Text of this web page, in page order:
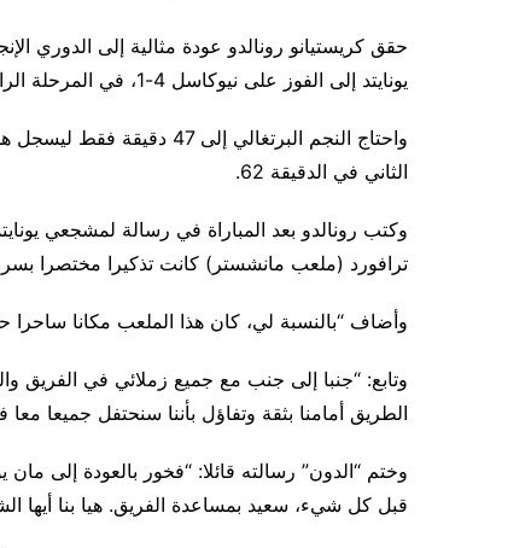
حقق كريستيانو رونالدو عودة مثالية إلى الدوري
يونايتد إلى الفوز على نيوكاسل 4-1، في المرحلة الرابعة من المسابقة.
واحتاج النجم البرتغالي
الثاني في الدقيقة 62.
وكتب رونالدو بعد المباراة في رسالة لمشجعي
ترافورد (ملعب مانشستر) كانت تذكيرا مختصرا
وأضاف “بالنسبة لي، كان هذا الملعب مكانا
وتابع: “جنبا إلى جنب مع جميع زملائي في الفريق
الطريق أمامنا بثقة وتفاؤل بأننا سنحتفل جميعا معا
وختم “الدون” رسالته قائلا: “فخور بالعودة إلى
قبل كل شيء، سعيد بمساعدة الفريق. هيا بنا أيها